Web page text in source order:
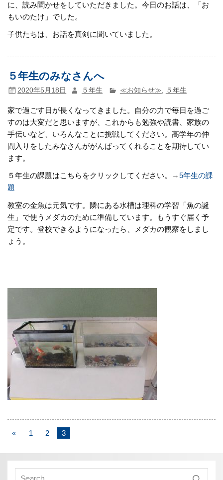
に、読み聞かせをしていただきました。今日のお話は、「お
もいのたけ」でした。
子供たちは、お話を真剣に聞いていました。
５年生のみなさんへ
2020年5月18日 ５年生 ≪お知らせ≫ ５年生
家で過ごす日が長くなってきました。自分の力で毎日を過ご
すのは大変だと思いますが、これからも勉強や読書、家族の
手伝いなど、いろんなことに挑戦してください。高学年の仲
間入りをしたみなさんががんばってくれることを期待してい
ます。
５年生の課題はこちらをクリックしてください。→5年生の課
題
教室の金魚は元気です。隣にある水槽は理科の学習「魚の誕
生」で使うメダカのために準備しています。もうすぐ届く予
定です。登校できるようになったら、メダカの観察をしまし
ょう。
« 1 2 3